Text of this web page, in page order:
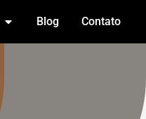
Blog Contato